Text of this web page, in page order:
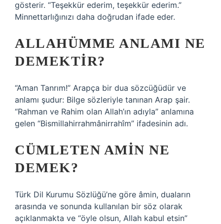
gösterir. “Teşekkür ederim, teşekkür ederim.”
Minnettarlığınızı daha doğrudan ifade eder.
ALLAHÜMME ANLAMI NE
DEMEKTIR?
“Aman Tanrım!” Arapça bir dua sözcüğüdür ve
anlamı şudur: Bilge sözleriyle tanınan Arap şair.
“Rahman ve Rahim olan Allah’ın adıyla” anlamına
gelen “Bismillahirrahmânirrahîm” ifadesinin adı.
CÜMLETEN AMIN NE
DEMEK?
Türk Dil Kurumu Sözlüğü’ne göre âmin, duaların
arasında ve sonunda kullanılan bir söz olarak
açıklanmakta ve “öyle olsun, Allah kabul etsin”